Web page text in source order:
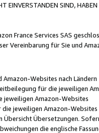
EINVERSTANDEN SIND,
France Services SAS
Vereinbarung für Sie und
Websites nach Ländern
für die jeweiligen
jeweiligen Amazon-Websites
jeweiligen Amazon-Websites
Übersicht Übersetzungen.
die englische